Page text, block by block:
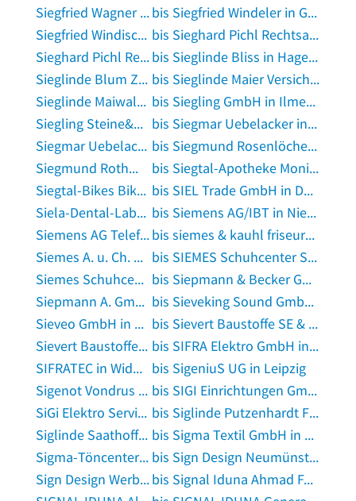
Siegfried Wagner in Gutach im Breisgau
bis Siegfried Windeler in Goldenstedt, Kreis Vechta
Siegfried Windisch Landschafts-und Wegebau in Zwickau
bis Sieghard Pichl Rechtsanwalt in Pfaffenhofen an der Ilm
Sieghard Pichl Rechtsanwalt in Pfaffenhofen an der Ilm
bis Sieglinde Bliss in Hagen, Westfalen
Sieglinde Blum Zahnärztin in Rogätz
bis Sieglinde Maier Versicherungsbüro in Salmbacher Passage, Forsthaus
Sieglinde Maiwald Automaten in Harburg, Schwaben
bis Siegling GmbH in Ilmenau, Thüringen
Siegling Steine&Erden in Nördlingen
bis Siegmar Uebelacker in Hohenroth bei Bad Neustadt an der Saale
Siegmar Uebelacker in Hohenroth bei Bad Neustadt an der Saale
bis Siegmund Rosenlöcher Spezialfuttermittel in Dohna, Sachsen
Siegmund Rothmann Garten- und Landschaftsbau in Tornesch
bis Siegtal-Apotheke Monika Pelzer-Faraut in Siegburg
Siegtal-Bikes Bikeshop in Mudersbach, Sieg
bis SIEL Trade GmbH in Duisburg
Siela-Dental-Labor GmbH in Bad Laasphe
bis Siemens AG/IBT in Niederorschel
Siemens AG Telefon- u. Faxsysteme Vertrieb in Ingolstadt, Donau
bis siemes & kauhl friseure in Heinsberg, Rheinland
Siemes A. u. Ch. GbR in Nettetal
bis SIEMES Schuhcenter Schuhcenter in Troisdorf
Siemes Schuhcenter Senden in Senden, Iller
bis Siepmann & Becker GmbH in Velbert
Siepmann A. GmbH Chemikalien- u. Flüßigkeitstransporte in Duisburg
bis Sieveking Sound GmbH & Co KG in Bremen
Sieveo GmbH in Siegen
bis Sievert Baustoffe SE & Co. KG in Bernburg, Saale
Sievert Baustoffe SE & Co.KG in Leipzig
bis SIFRA Elektro GmbH in Schönberg, Niederbayern
SIFRATEC in Widdern bis SigeniuS UG in Leipzig
Sigenot Vondrus Beratung Buchhaltungsservice in München
bis SIGI Einrichtungen GmbH in Künzelsau
SiGi Elektro Service GmbH in Achim bei Bremen
bis Siglinde Putzenhardt Fotografin in Hamburg
Siglinde Saathoff Concordia Versicherungen in Uplengen
bis Sigma Textil GmbH in Bremen
Sigma-Töncenter in Hilden
bis Sign Design Neumünster GmbH & Co. KG in Neumünster, Schleswig-Holstein
Sign Design Werbung in Krostitz
bis Signal Iduna Ahmad Farschad Rahimi in Lengerich, Westfalen